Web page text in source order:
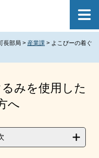
長部局 > 産業課 > よこぴーの着ぐ
みを使用した
へ